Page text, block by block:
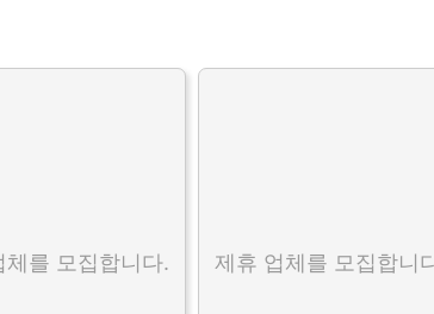
체를 모집합니다. 제휴 업체를 모집합니